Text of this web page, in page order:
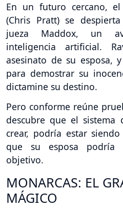
En un futuro cercano, el
(Chris Pratt) se
jueza Maddox, un
inteligencia artificial.
asesinato de su esposa,
para demostrar su
dictamine su destino.
Pero conforme reúne
descubre que el
crear, podría estar
que su esposa
objetivo.
MONARCAS: EL
MÁGICO